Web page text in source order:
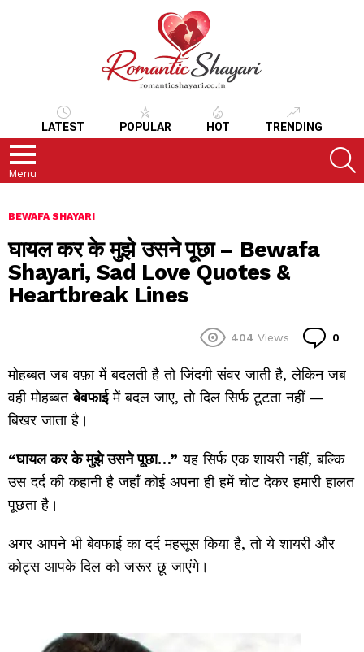
LATEST POPULAR HOT TRENDING
Menu
BEWAFA SHAYARI
घायल कर के मुझे उसने पूछा – Bewafa
Shayari, Sad Love Quotes &
Heartbreak Lines
404 Views 0
मोहब्बत जब वफ़ा में बदलती है तो जिंदगी संवर जाती है, लेकिन जब
वही मोहब्बतबेवफाईमें बदल जाए, तो दिल सिर्फ टूटता नहीं —
बिखर जाता है।
“घायल कर के मुझे उसने पूछा…” यह सिर्फ एक शायरी नहीं, बल्कि
उस दर्द की कहानी है जहाँ कोई अपना ही हमें चोट देकर हमारी हालत
पूछता है।
अगर आपने भी बेवफाई का दर्द महसूस किया है, तो ये शायरी और
कोट्स आपके दिल को जरूर छू जाएंगे।